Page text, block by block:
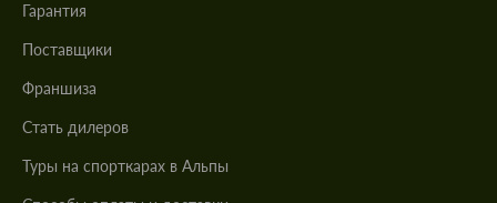
Гарантия
Поставщики
Франшиза
Стать дилеров
Туры на спорткарах в Альпы